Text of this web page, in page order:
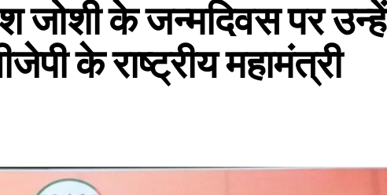
जोशी के जन्मदिवस पर उन्हें
के राष्ट्रीय महामंत्री